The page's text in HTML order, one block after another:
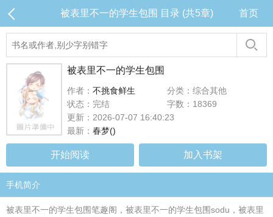
被表里不一的学生包围 目录 (共5章) 首页
被表里不一的学生包围
作者： 不挑食鲜生
分类：综合其他
状态：完结
字数：18369
更新：2026-07-07 16:40:23
最新： 春梦()
开始阅读 加入书架
手机简介
被表里不一的学生包围笔趣阁，被表里不一的学生包围sodu，被表里